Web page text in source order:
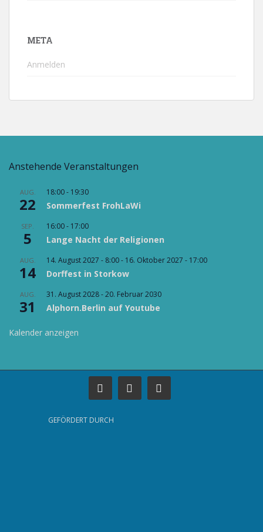
META
Anmelden
Anstehende Veranstaltungen
AUG.
22
18:00- 19:30
Sommerfest FrohLaWi
SEP.
5
16:00- 17:00
Lange Nacht der Religionen
AUG.
14
14. August 2027 - 8:00- 16. Oktober 2027 - 17:00
Dorffest in Storkow
AUG.
31
31. August 2028-20. Februar 2030
Alphorn.Berlin auf Youtube
Kalender anzeigen
GEFÖRDERT DURCH